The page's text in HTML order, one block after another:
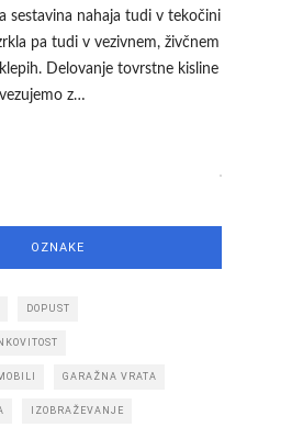
sestavina nahaja tudi v tekočini
pa tudi v vezivnem, živčnem
Delovanje tovrstne kisline
z…
OZNAKE
DOPUST
GARAŽNA VRATA
IZOBRAŽEVANJE